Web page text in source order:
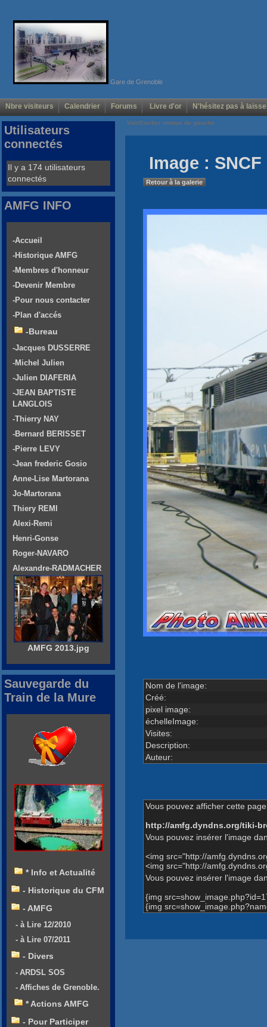
Gare de Grenoble
Nbre visiteurs Calendrier Forums Livre d'or N'hésitez pas à
Voir/Cacher menus de gauche
Image :
Retour à la galerie
Nom de l'image:
Créé:
pixel image:
échelleImage:
Visites:
Description:
Auteur:
Vous pouvez afficher cette
http://amfg.dyndns.org/tiki-
Vous pouvez insérer l'image
<img src="http://
<img src="http://
Vous pouvez insérer l'image
{img
{img
Utilisateurs
connectés
Il y a 174 utilisateurs
connectés
AMFG INFO
-Accueil
-Historique AMFG
-Membres d'honneur
-Devenir Membre
-Pour nous contacter
-Plan d'accés
-Bureau
-Jacques DUSSERRE
-Michel Julien
-Julien DIAFERIA
-JEAN BAPTISTE
LANGLOIS
-Thierry NAY
-Bernard BERISSET
-Pierre LEVY
-Jean frederic Gosio
Anne-Lise Martorana
Jo-Martorana
Thiery REMI
Alexi-Remi
Henri-Gonse
Roger-NAVARO
Alexandre-RADMACHER
AMFG 2013.jpg
Sauvegarde du
Train de la Mure
* Info et Actualité
- Historique du CFM
- AMFG
- à Lire 12/2010
- à Lire 07/2011
- Divers
- ARDSL SOS
- Affiches de Grenoble.
* Actions AMFG
- Pour Participer